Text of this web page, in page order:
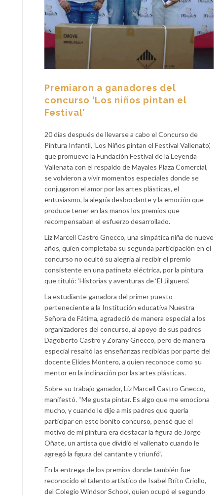
Premiaron a ganadores del
concurso ‘Los niños pintan el
Festival’
20 días después de llevarse a cabo el Concurso de
Pintura Infantil, ‘Los Niños pintan el Festival Vallenato’,
que promueve la Fundación Festival de la Leyenda
Vallenata con el respaldo de Mayales Plaza Comercial,
se volvieron a vivir momentos especiales donde se
conjugaron el amor por las artes plásticas, el
entusiasmo, la alegría desbordante y la emoción que
produce tener en las manos los premios que
recompensaban el esfuerzo desarrollado.
Liz Marcell Castro Gnecco, una simpática niña de nueve
años, quien completaba su segunda participación en el
concurso no ocultó su alegría al recibir el premio
consistente en una patineta eléctrica, por la pintura
que tituló: ‘Historias y aventuras de ‘El Jilguero’.
La estudiante ganadora del primer puesto
perteneciente a la Institución educativa Nuestra
Señora de Fátima, agradeció de manera especial a los
organizadores del concurso, al apoyo de sus padres
Dagoberto Castro y Zorany Gnecco, pero de manera
especial resaltó las enseñanzas recibidas por parte del
docente Elides Montero, a quien reconoce como su
mentor en la inclinación por las artes plásticas.
Sobre su trabajo ganador, Liz Marcell Castro Gnecco,
manifestó. “Me gusta pintar. Es algo que me emociona
mucho, y cuando le dije a mis padres que quería
participar en este bonito concurso, pensé que el
motivo de mi pintura era destacar la figura de Jorge
Oñate, un artista que dividió el vallenato cuando le
agregó la figura del cantante y triunfó”.
En la entrega de los premios donde también fue
reconocido el talento artístico de Isabel Brito Criollo,
del Colegio Windsor School, quien ocupó el segundo